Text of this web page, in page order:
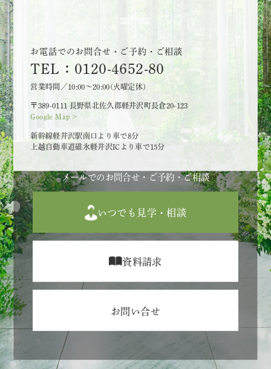
お電話でのお問合せ・ご予約・ご相談
TEL：0120-4652-80
営業時間／10:00～20:00(火曜定休)
〒389-0111 長野県北佐久郡軽井沢町長倉20-123
Google Map >
新幹線軽井沢駅南口より車で8分
上越自動車道碓氷軽井沢ICより車で15分
メールでのお問合せ・ご予約・ご相談
いつでも見学・相談
資料請求
お問い合せ